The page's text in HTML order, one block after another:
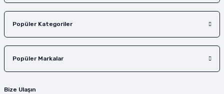
Popüler Kategoriler
Popüler Markalar
Bize Ulaşın